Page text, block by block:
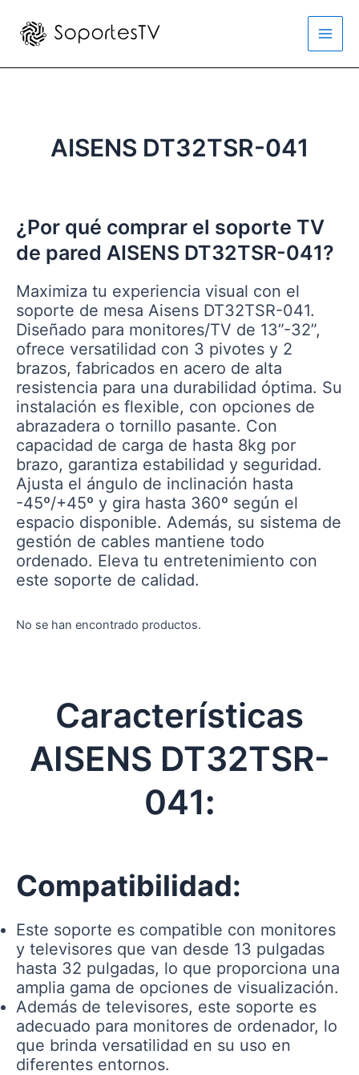
contenido
Main
AISENS DT32TSR-041
¿Por qué comprar el soporte TV
de pared AISENS DT32TSR-041?
Maximiza tu experiencia visual con el
soporte de mesa Aisens DT32TSR-041.
Diseñado para monitores/TV de 13”-32”,
ofrece versatilidad con 3 pivotes y 2
brazos, fabricados en acero de alta
resistencia para una durabilidad óptima. Su
instalación es flexible, con opciones de
abrazadera o tornillo pasante. Con
capacidad de carga de hasta 8kg por
brazo, garantiza estabilidad y seguridad.
Ajusta el ángulo de inclinación hasta
-45º/+45º y gira hasta 360º según el
espacio disponible. Además, su sistema de
gestión de cables mantiene todo
ordenado. Eleva tu entretenimiento con
este soporte de calidad.
No se han encontrado productos.
Características
AISENS DT32TSR-
041:
Compatibilidad:
Este soporte es compatible con monitores
y televisores que van desde 13 pulgadas
hasta 32 pulgadas, lo que proporciona una
amplia gama de opciones de visualización.
Además de televisores, este soporte es
adecuado para monitores de ordenador, lo
que brinda versatilidad en su uso en
diferentes entornos.